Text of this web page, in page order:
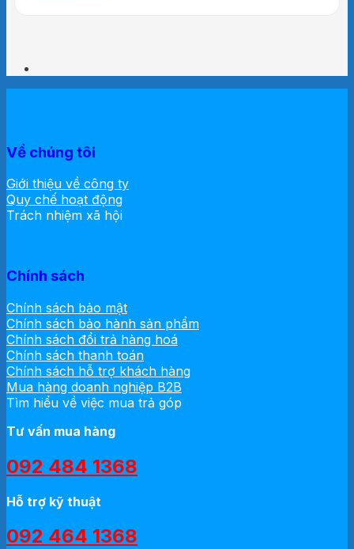
Về chúng tôi
Giới thiệu về công ty
Quy chế hoạt động
Trách nhiệm xã hội
Chính sách
Chính sách bảo mật
Chính sách bảo hành sản phẩm
Chính sách đổi trả hàng hoá
Chính sách thanh toán
Chính sách hỗ trợ khách hàng
Mua hàng doanh nghiệp B2B
Tìm hiểu về việc mua trả góp
Tư vấn mua hàng
092 484 1368
Hỗ trợ kỹ thuật
092 464 1368